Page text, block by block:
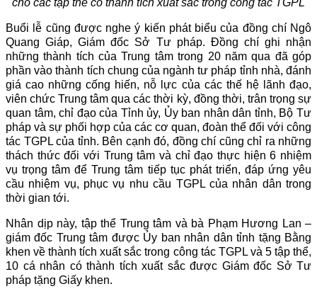
Buổi lễ cũng được nghe ý kiến phát biểu của đồng chí Ngô
Quang Giáp, Giám đốc Sở Tư pháp. Đồng chí ghi nhận
những thành tích của Trung tâm trong 20 năm qua đã góp
phần vào thành tích chung của ngành tư pháp tỉnh nhà, đánh
giá cao những cống hiến, nỗ lực của các thế hệ lãnh đạo,
viên chức Trung tâm qua các thời kỳ, đồng thời, trân trọng sự
quan tâm, chỉ đạo của Tỉnh ủy, Ủy ban nhân dân tỉnh, Bộ Tư
pháp và sự phối hợp của các cơ quan, đoàn thể đối với công
tác TGPL của tỉnh. Bên cạnh đó, đồng chí cũng chỉ ra những
thách thức đối với Trung tâm và chỉ đạo thực hiện 6 nhiệm
vụ trọng tâm để Trung tâm tiếp tục phát triển, đáp ứng yêu
cầu nhiệm vụ, phục vụ nhu cầu TGPL của nhân dân trong
thời gian tới.
Nhân dịp này, tập thể Trung tâm và bà Phạm Hương Lan –
giám đốc Trung tâm được Ủy ban nhân dân tỉnh tặng Bằng
khen về thành tích xuất sắc trong công tác TGPL và 5 tập thể,
10 cá nhân có thành tích xuất sắc được Giám đốc Sở Tư
pháp tặng Giấy khen.